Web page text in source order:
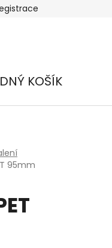
Moje objednávka
KOŠÍK
95mm